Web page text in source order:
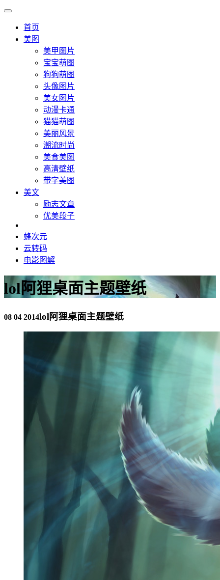
首页
美图
美甲图片
宝宝萌图
狗狗萌图
头像图片
美女图片
动漫卡通
猫猫萌图
美丽风景
潮流时尚
美食美图
高清壁纸
带字美图
美文
励志文章
优美段子
蜂次元
云转码
电影图解
lol阿狸桌面主题壁纸
08 04 2014lol阿狸桌面主题壁纸